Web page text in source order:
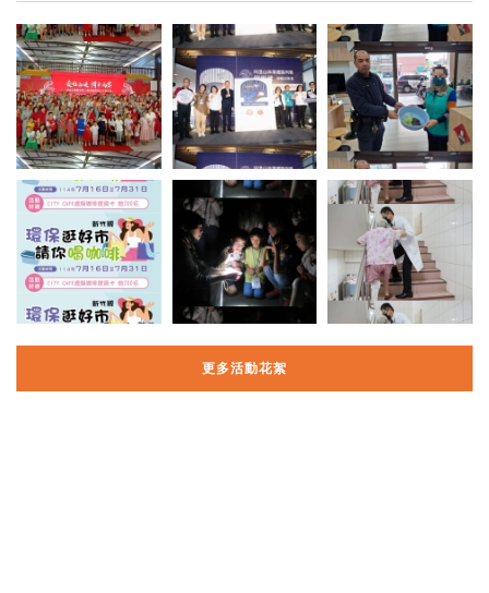
更多活動花絮